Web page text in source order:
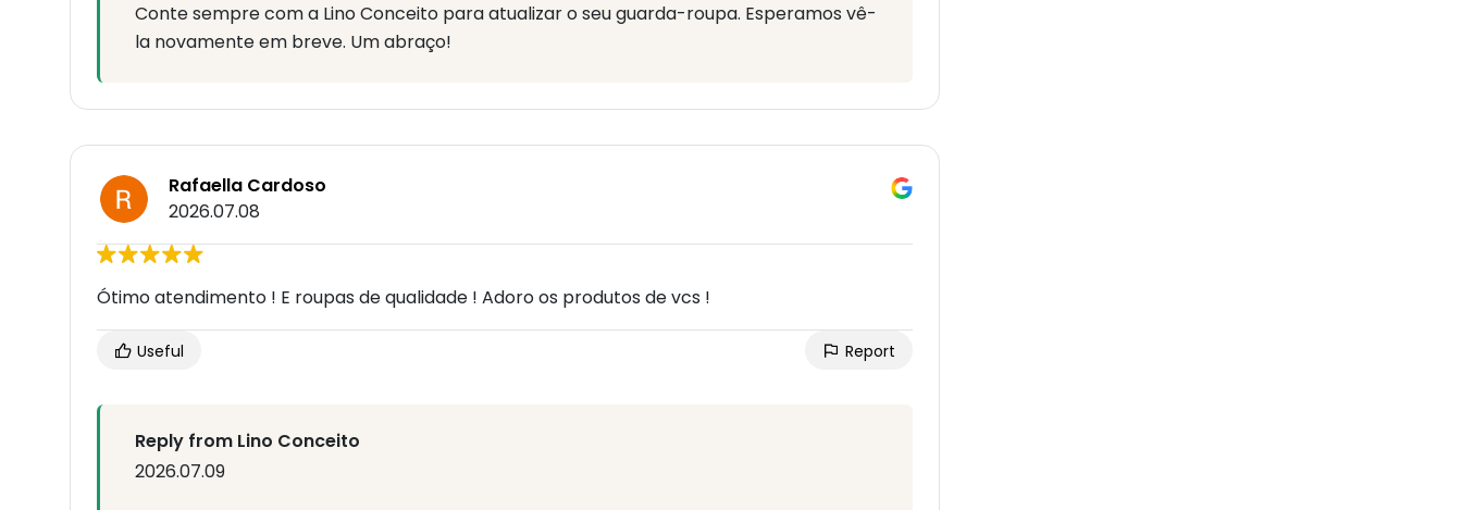
Conte sempre com a Lino Conceito para atualizar o seu guarda-roupa. Esperamos vê-
la novamente em breve. Um abraço!
Rafaella Cardoso
2026.07.08
Ótimo atendimento ! E roupas de qualidade ! Adoro os produtos de vcs !
Useful Report
Reply from Lino Conceito
2026.07.09